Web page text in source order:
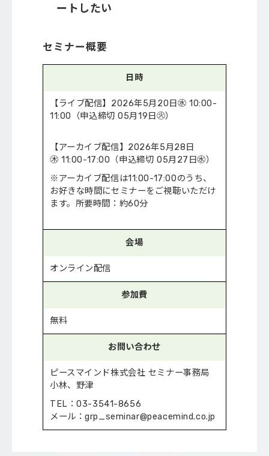
ートしたい
セミナー概要
日時
【ライブ配信】2026年5月20日㊌ 10:00-
11:00（申込締切 05月19日㊋）
【アーカイブ配信】2026年5月28日
㊍ 11:00-17:00（申込締切 05月27日㊌）
※アーカイブ配信は11:00-17:00のうち、
お好きな時間にセミナーをご視聴いただけ
ます。所要時間：約60分
会場
オンライン配信
参加費
無料
お問い合わせ
ピースマインド株式会社 セミナー事務局
小林、野津
TEL：03-3541-8656
メール：grp_seminar@peacemind.co.jp